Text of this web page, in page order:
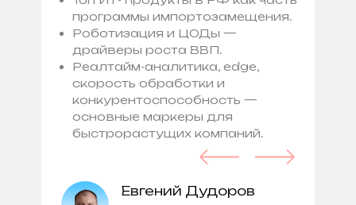
программы импортозамещения.
Роботизация и ЦОДы —
драйверы роста ВВП.
Реалтайм-аналитика, edge,
скорость обработки и
конкурентоспособность —
основные маркеры для
быстрорастущих компаний.
Евгений Дудоров